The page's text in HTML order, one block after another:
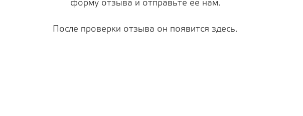
форму отзыва и отправьте ее нам.
После проверки отзыва он появится здесь.